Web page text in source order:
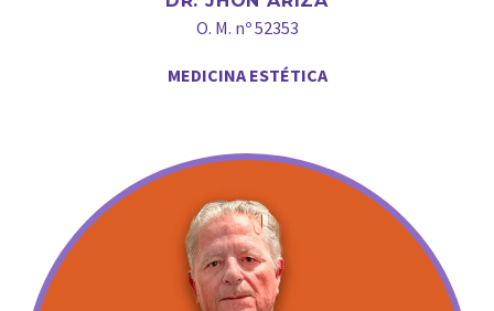
O. M. nº 52353
MEDICINA ESTÉTICA